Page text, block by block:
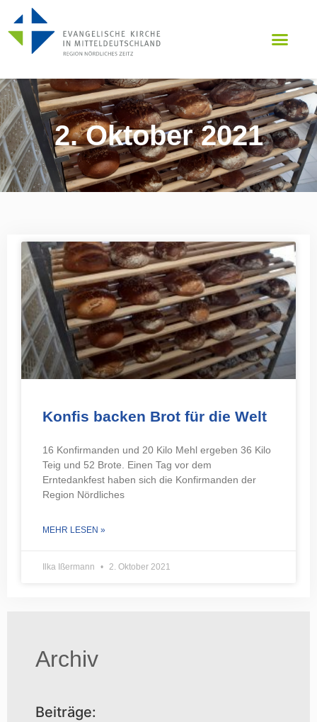
2. Oktober 2021
Konfis backen Brot für die Welt
16 Konfirmanden und 20 Kilo Mehl ergeben 36 Kilo
Teig und 52 Brote. Einen Tag vor dem
Erntedankfest haben sich die Konfirmanden der
Region Nördliches
MEHR LESEN »
Ilka Ißermann 2. Oktober 2021
Archiv
Beiträge: